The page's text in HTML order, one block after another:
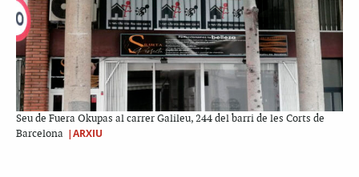
Seu de Fuera Okupas al carrer Galileu, 244 del barri de les Corts de
Barcelona |ARXIU